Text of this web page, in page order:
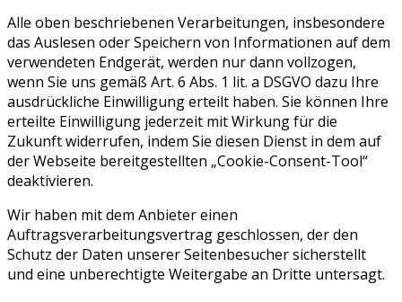
Alle oben beschriebenen Verarbeitungen, insbesondere
das Auslesen oder Speichern von Informationen auf dem
verwendeten Endgerät, werden nur dann vollzogen,
wenn Sie uns gemäß Art. 6 Abs. 1 lit. a DSGVO dazu Ihre
ausdrückliche Einwilligung erteilt haben. Sie können Ihre
erteilte Einwilligung jederzeit mit Wirkung für die
Zukunft widerrufen, indem Sie diesen Dienst in dem auf
der Webseite bereitgestellten „Cookie-Consent-Tool“
deaktivieren.
Wir haben mit dem Anbieter einen
Auftragsverarbeitungsvertrag geschlossen, der den
Schutz der Daten unserer Seitenbesucher sicherstellt
und eine unberechtigte Weitergabe an Dritte untersagt.